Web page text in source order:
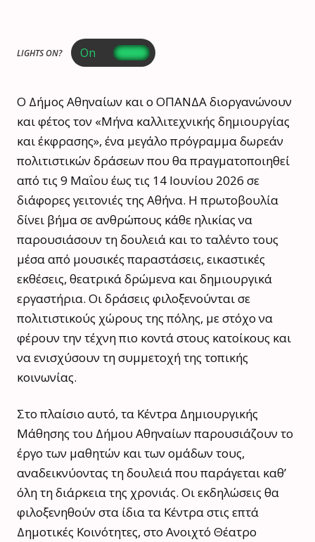
LIGHTS ON?
Ο Δήμος Αθηναίων και ο ΟΠΑΝΔΑ διοργανώνουν
και φέτος τον «Μήνα καλλιτεχνικής δημιουργίας
και έκφρασης», ένα μεγάλο πρόγραμμα δωρεάν
πολιτιστικών δράσεων που θα πραγματοποιηθεί
από τις 9 Μαΐου έως τις 14 Ιουνίου 2026 σε
διάφορες γειτονιές της Αθήνα. Η πρωτοβουλία
δίνει βήμα σε ανθρώπους κάθε ηλικίας να
παρουσιάσουν τη δουλειά και το ταλέντο τους
μέσα από μουσικές παραστάσεις, εικαστικές
εκθέσεις, θεατρικά δρώμενα και δημιουργικά
εργαστήρια. Οι δράσεις φιλοξενούνται σε
πολιτιστικούς χώρους της πόλης, με στόχο να
φέρουν την τέχνη πιο κοντά στους κατοίκους και
να ενισχύσουν τη συμμετοχή της τοπικής
κοινωνίας.
Στο πλαίσιο αυτό, τα Κέντρα Δημιουργικής
Μάθησης του Δήμου Αθηναίων παρουσιάζουν το
έργο των μαθητών και των ομάδων τους,
αναδεικνύοντας τη δουλειά που παράγεται καθ’
όλη τη διάρκεια της χρονιάς. ​Οι εκδηλώσεις θα
φιλοξενηθούν στα ίδια τα ​Κέντρα​ στις επτά
Δημοτικές Κοινότητες, στο Ανοιχτό Θέατρο